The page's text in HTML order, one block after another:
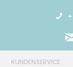
KUNDENSERVICE